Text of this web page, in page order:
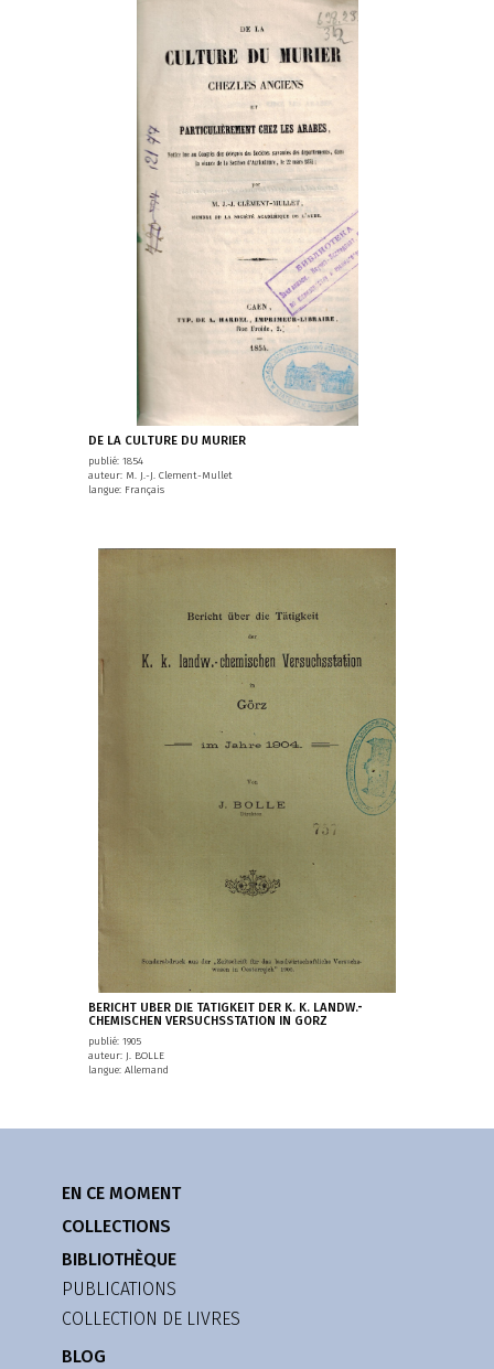
DE LA CULTURE DU MURIER
publié: 1854
auteur: M. J.-J. Clement-Mullet
langue: Français
BERICHT UBER DIE TATIGKEIT DER K. K. LANDW.-
CHEMISCHEN VERSUCHSSTATION IN GORZ
publié: 1905
auteur: J. BOLLE
langue: Allemand
EN CE MOMENT
COLLECTIONS
BIBLIOTHÈQUE
PUBLICATIONS
COLLECTION DE LIVRES
BLOG